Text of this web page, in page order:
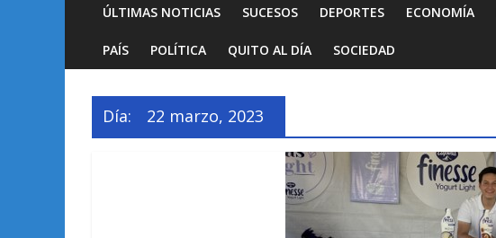
ÚLTIMAS NOTICIAS SUCESOS DEPORTES ECONOMÍA
PAÍS POLÍTICA QUITO AL DÍA SOCIEDAD
Día: 22 marzo, 2023